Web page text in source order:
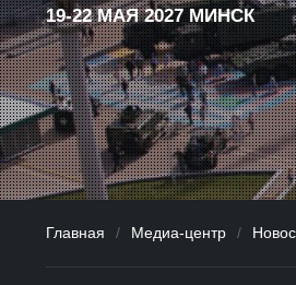
19-22 МАЯ 2027 МИНСК
Главная / Медиа-центр /